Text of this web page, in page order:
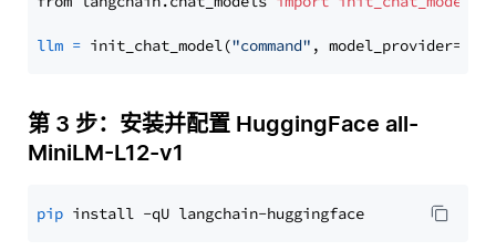
llm = init_chat_model("command" , model_provider=
第 3 步：安装并配置 HuggingFace all-
MiniLM-L12-v1
pip